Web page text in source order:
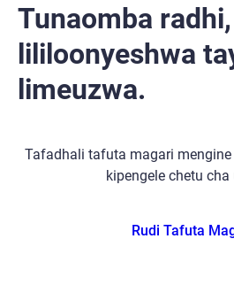
Tunaomba radhi,
lililoonyeshwa
limeuzwa.
Tafadhali tafuta magari mengine
kipengele chetu cha
Rudi Tafuta